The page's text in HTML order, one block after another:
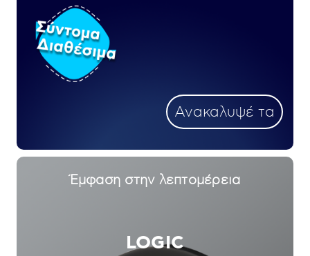
Ανακαλυψέ τα
Νέο Jet
APRICA